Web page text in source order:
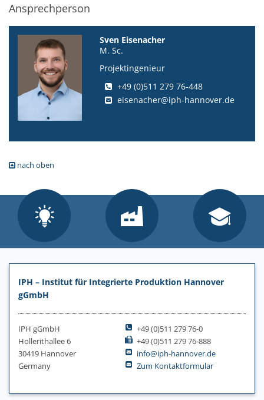
Ansprechperson
Sven Eisenacher
M. Sc.
Projektingenieur
+49 (0)511 279 76-448
eisenacher@iph-hannover.de
nach oben
IPH – Institut für Integrierte Produktion Hannover
gGmbH
IPH gGmbH
Hollerithallee 6
30419 Hannover
Germany
+49 (0)511 279 76-0
+49 (0)511 279 76-888
info@iph-hannover.de
Zum Kontaktformular